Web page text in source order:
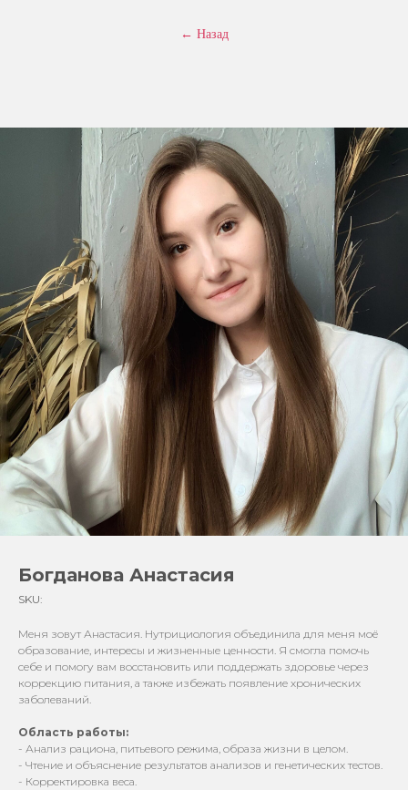
← Назад
Богданова Анастасия
SKU:
Меня зовут Анастасия. Нутрициология объединила для меня моё
образование, интересы и жизненные ценности. Я смогла помочь
себе и помогу вам восстановить или поддержать здоровье через
коррекцию питания, а также избежать появление хронических
заболеваний.
Область работы:
- Анализ рациона, питьевого режима, образа жизни в целом.
- Чтение и объяснение результатов анализов и генетических тестов.
- Корректировка веса.